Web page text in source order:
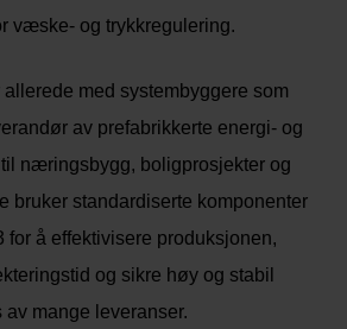
væske- og trykkregulering.
med systembyggere som
av prefabrikkerte energi- og
næringsbygg, boligprosjekter og
bruker standardiserte komponenter
for å effektivisere produksjonen,
og sikre høy og stabil
av mange leveranser.